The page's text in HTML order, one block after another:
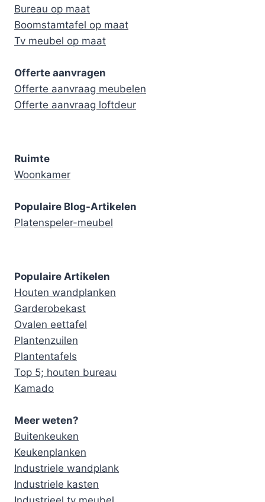
Bureau op maat
Boomstamtafel op maat
Tv meubel op maat
Offerte aanvragen
Offerte aanvraag meubelen
Offerte aanvraag loftdeur
Ruimte
Woonkamer
Populaire Blog-Artikelen
Platenspeler-meubel
Populaire Artikelen
Houten wandplanken
Garderobekast
Ovalen eettafel
Plantenzuilen
Plantentafels
Top 5; houten bureau
Kamado
Meer weten?
Buitenkeuken
Keukenplanken
Industriele wandplank
Industriele kasten